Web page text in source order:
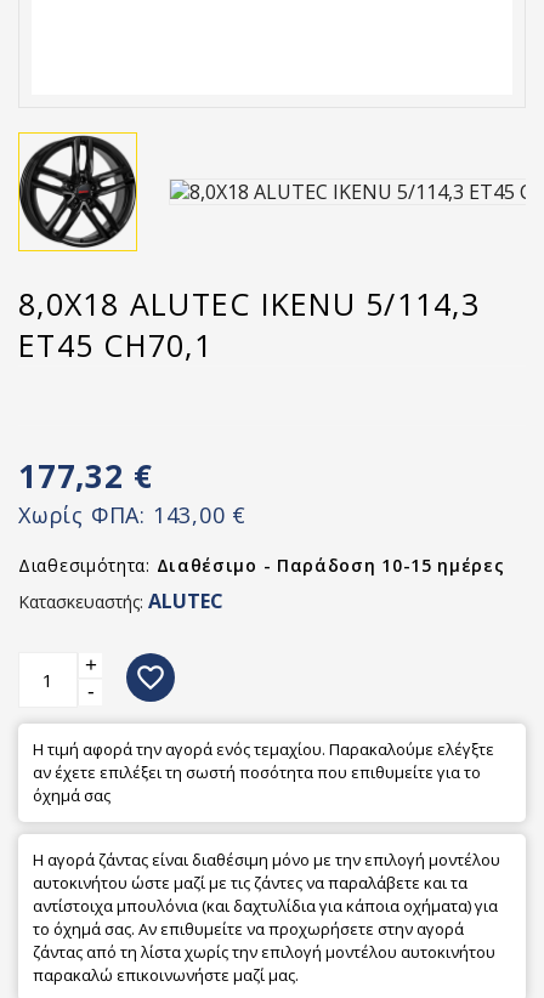
8,0X18 ALUTEC IKENU 5/114,3
ET45 CH70,1
177,32 €
Χωρίς ΦΠΑ: 143,00 €
Διαθεσιμότητα: Διαθέσιμο - Παράδοση 10-15 ημέρες
Κατασκευαστής: ALUTEC
+
-
favorite_border
Η τιμή αφορά την αγορά ενός τεμαχίου. Παρακαλούμε ελέγξτε
αν έχετε επιλέξει τη σωστή ποσότητα που επιθυμείτε για το
όχημά σας
Η αγορά ζάντας είναι διαθέσιμη μόνο με την επιλογή μοντέλου
αυτοκινήτου ώστε μαζί με τις ζάντες να παραλάβετε και τα
αντίστοιχα μπουλόνια (και δαχτυλίδια για κάποια οχήματα) για
το όχημά σας. Αν επιθυμείτε να προχωρήσετε στην αγορά
ζάντας από τη λίστα χωρίς την επιλογή μοντέλου αυτοκινήτου
παρακαλώ επικοινωνήστε μαζί μας.